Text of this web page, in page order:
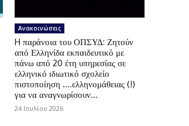
Ανακοινώσεις
H παράνοια του ΟΠΣΥΔ: Ζητούν
από Ελληνίδα εκπαιδευτικό με
πάνω από 20 έτη υπηρεσίας σε
ελληνικό ιδιωτικό σχολείο
πιστοποίηση ….ελληνομάθειας (!)
για να αναγνωρίσουν...
24 Ιουλίου 2026